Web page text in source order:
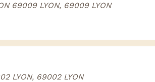
69009 LYON, 69009 LYON
LYON, 69002 LYON